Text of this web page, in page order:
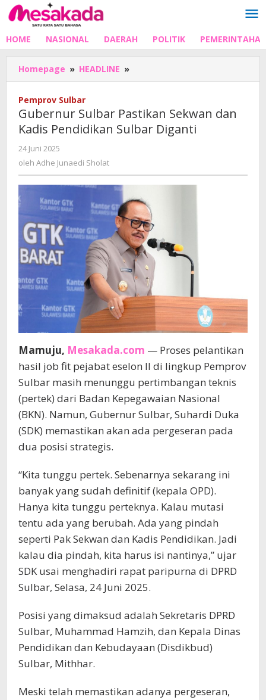
Lewati
ke
HOME NASIONAL DAERAH POLITIK
Homepage » HEADLINE »
Sulbar
dan
Kadis
Pemprov Sulbar
Gubernur Sulbar Pastikan Sekwan dan
Kadis Pendidikan Sulbar Diganti
24 Juni 2025
Adhe
oleh Adhe Junaedi Sholat
Mamuju, Mesakada.com — Proses pelantikan
hasil job fit pejabat eselon II di lingkup Pemprov
Sulbar masih menunggu pertimbangan teknis
(pertek) dari Badan Kepegawaian Nasional
(BKN). Namun, Gubernur Sulbar, Suhardi Duka
(SDK) memastikan akan ada pergeseran pada
dua posisi strategis.
“Kita tunggu pertek. Sebenarnya sekarang ini
banyak yang sudah definitif (kepala OPD).
Hanya kita tunggu perteknya. Kalau mutasi
tentu ada yang berubah. Ada yang pindah
seperti Pak Sekwan dan Kadis Pendidikan. Jadi
kalau dia pindah, kita harus isi nantinya,” ujar
SDK usai menghadiri rapat paripurna di DPRD
Sulbar, Selasa, 24 Juni 2025.
Posisi yang dimaksud adalah Sekretaris DPRD
Sulbar, Muhammad Hamzih, dan Kepala Dinas
Pendidikan dan Kebudayaan (Disdikbud)
Sulbar, Mithhar.
Meski telah memastikan adanya pergeseran,